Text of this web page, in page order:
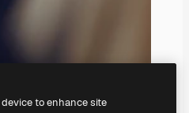
to enhance site